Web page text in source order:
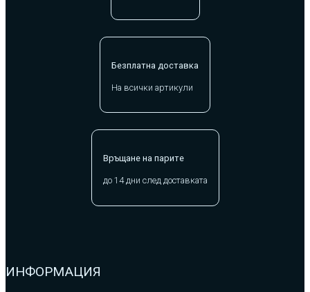
Безплатна доставка
На всички артикули
Връщане на парите
до 14 дни след доставката
ИНФОРМАЦИЯ